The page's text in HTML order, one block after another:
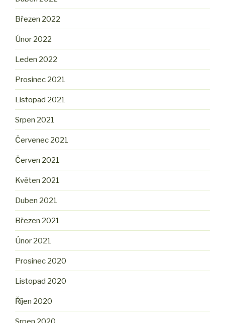
Březen 2022
Únor 2022
Leden 2022
Prosinec 2021
Listopad 2021
Srpen 2021
Červenec 2021
Červen 2021
Květen 2021
Duben 2021
Březen 2021
Únor 2021
Prosinec 2020
Listopad 2020
Říjen 2020